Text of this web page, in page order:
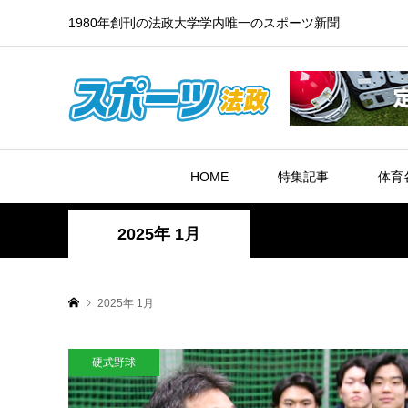
1980年創刊の法政大学学内唯一のスポーツ新聞
HOME 特集記事 体育
2025年 1月
2025年 1月
硬式野球